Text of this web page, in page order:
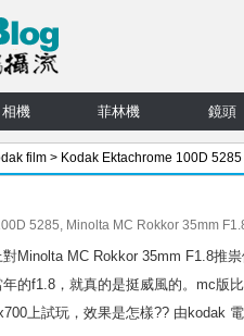
相機 菲林機 鏡頭
film > Kodak Ektachrome 100D 5285
5285, Minolta MC Rokkor 35mm
對Minolta MC Rokkor 35mm F1.8推
的f1.8，就真的是挺威風的。mc版
上試玩，效果是怎樣?? 由kodak